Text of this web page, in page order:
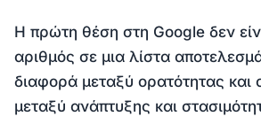
Η πρώτη θέση στη Google δεν
αριθμός σε μια λίστα
διαφορά μεταξύ ορατότητας και
μεταξύ ανάπτυξης και